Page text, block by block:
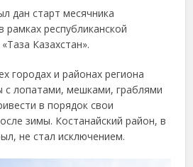
дан старт месячника
рамках республиканской
Казахстан».
городах и районах региона
лопатами, мешками, граблями
в порядок свои
зимы. Костанайский район, в
не стал исключением.